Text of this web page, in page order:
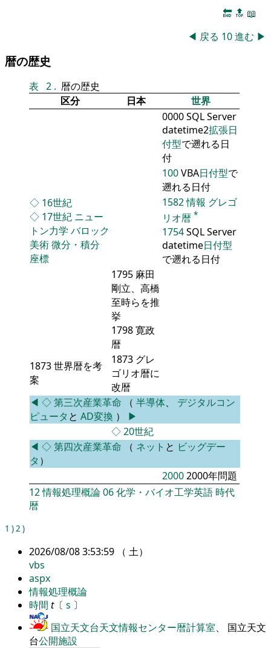
🔚 🔝 📖
◀ 戻る 10進む ▶
暦の歴史
表 2 . 暦の歴史
区分
日本
世界
0000 SQL Server
datetime2拡張日
付型で遡れる日
付
100VBA日付型で
遡れる日付
◇ 16世紀
◇ 17世紀 ニュー
トン力学 バロック
美術微分・積分
座標
1582情報 グレゴ
リオ暦 *
1754SQL Server
datetime日付型
で遡れる日付
1795 麻田
剛立、高橋
至時らを推
挙
1798 寛政
暦
1873 世界暦を考
案
1873 グレ
ゴリオ暦に
改暦
◀ ◇第三次産業革命 （ 半導体、 デジタルコン
ピュータ と AD変換 ） ▶
◇20世紀
◀ ◇第四次産業革命 （ ネット と ビッグデー
タ ）
20002000年問題
12情報処理概論06化学・バイオ工学英語 時代
暦
1 ) 2 )
2026/08/08 3:53:59 （ 土）
vbs
aspx
情報処理概論
時間 t〔 s 〕
国立天文台天文情報センター暦計算室、 国立天文
台公開施設